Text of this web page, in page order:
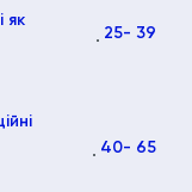
як
25- 39
40- 65